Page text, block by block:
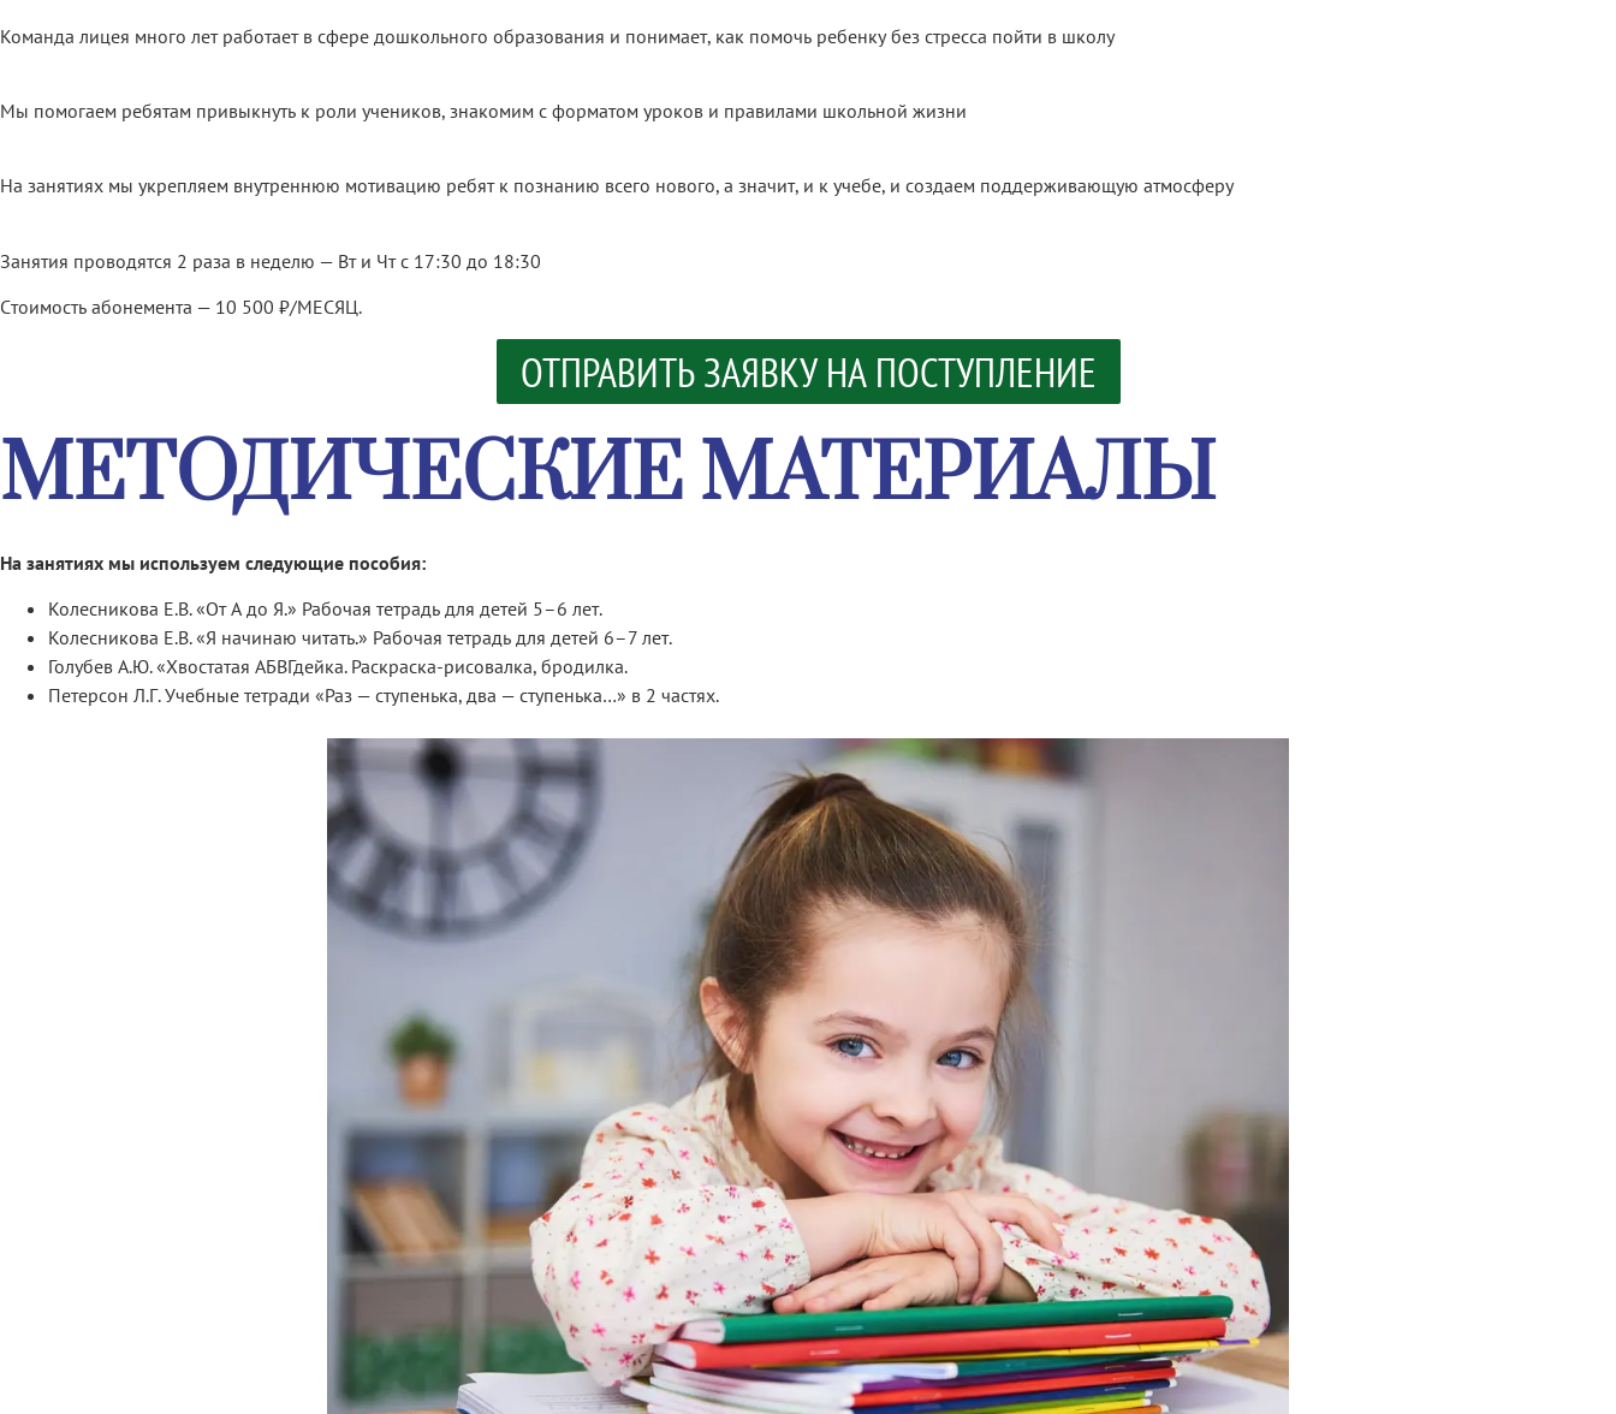
Команда лицея много лет работает в сфере дошкольного образования и понимает, как помочь ребенку без стресса пойти в школу
Мы помогаем ребятам привыкнуть к роли учеников, знакомим с форматом уроков и правилами школьной жизни
На занятиях мы укрепляем внутреннюю мотивацию ребят к познанию всего нового, а значит, и к учебе, и создаем поддерживающую атмосферу
Занятия проводятся 2 раза в неделю — Вт и Чт с 17:30 до 18:30
Cтоимость абонемента — 10 500 ₽/МЕСЯЦ.
ОТПРАВИТЬ ЗАЯВКУ НА ПОСТУПЛЕНИЕ
МЕТОДИЧЕСКИЕ МАТЕРИАЛЫ
На занятиях мы используем следующие пособия:
Колесникова Е.В. «От А до Я.» Рабочая тетрадь для детей 5–6 лет.
Колесникова Е.В. «Я начинаю читать.» Рабочая тетрадь для детей 6–7 лет.
Голубев А.Ю. «Хвостатая АБВГдейка. Раскраска-рисовалка, бродилка.
Петерсон Л.Г. Учебные тетради «Раз — ступенька, два — ступенька…» в 2 частях.